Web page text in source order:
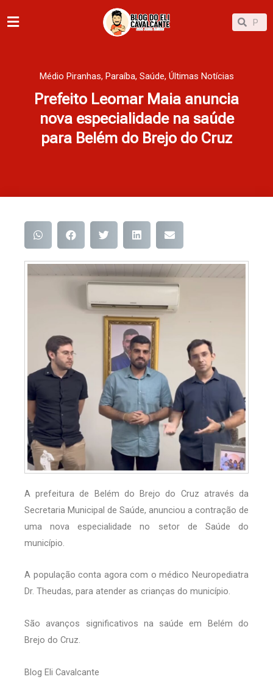
para
Pesquisar
Médio Piranhas, Paraíba, Saúde, Últimas Notícias
Prefeito Leomar Maia anuncia
nova especialidade na saúde
para Belém do Brejo do Cruz
A prefeitura de Belém do Brejo do Cruz através da
Secretaria Municipal de Saúde, anunciou a contração de
uma nova especialidade no setor de Saúde do
município.
A população conta agora com o médico Neuropediatra
Dr. Theudas, para atender as crianças do município.
São avanços significativos na saúde em Belém do
Brejo do Cruz.
Blog Eli Cavalcante